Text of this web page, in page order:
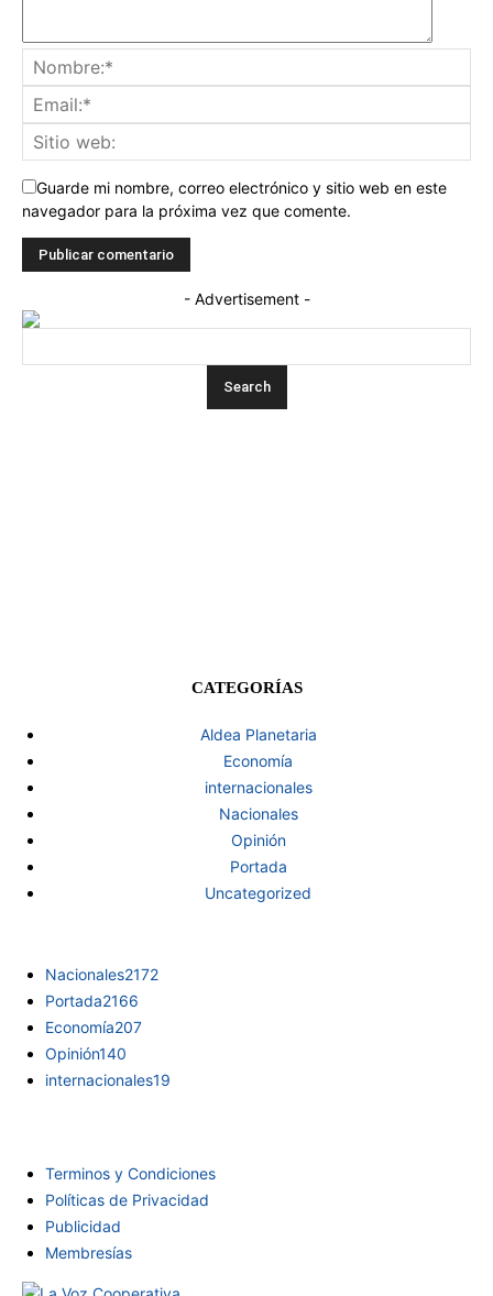
Guarde mi nombre, correo electrónico y sitio web en este
navegador para la próxima vez que comente.
- Advertisement -
CATEGORÍAS
Aldea Planetaria
Economía
internacionales
Nacionales
Opinión
Portada
Uncategorized
Nacionales2172
Portada2166
Economía207
Opinión140
internacionales19
Terminos y Condiciones
Políticas de Privacidad
Publicidad
Membresías